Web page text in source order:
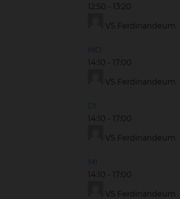
12:50 - 13:20
VS Ferdinandeum
MO
14:10 - 17:00
VS Ferdinandeum
DI
14:10 - 17:00
VS Ferdinandeum
MI
14:10 - 17:00
VS Ferdinandeum